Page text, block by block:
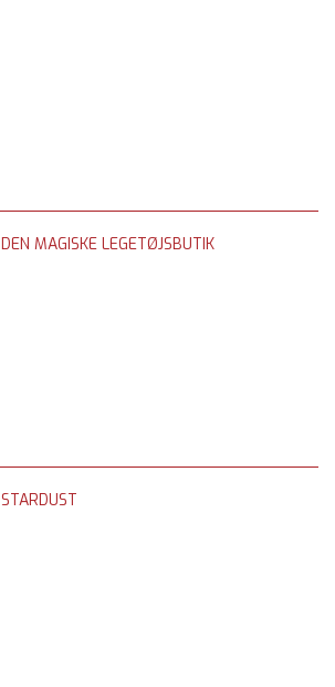
DEN MAGISKE LEGETØJSBUTIK
STARDUST